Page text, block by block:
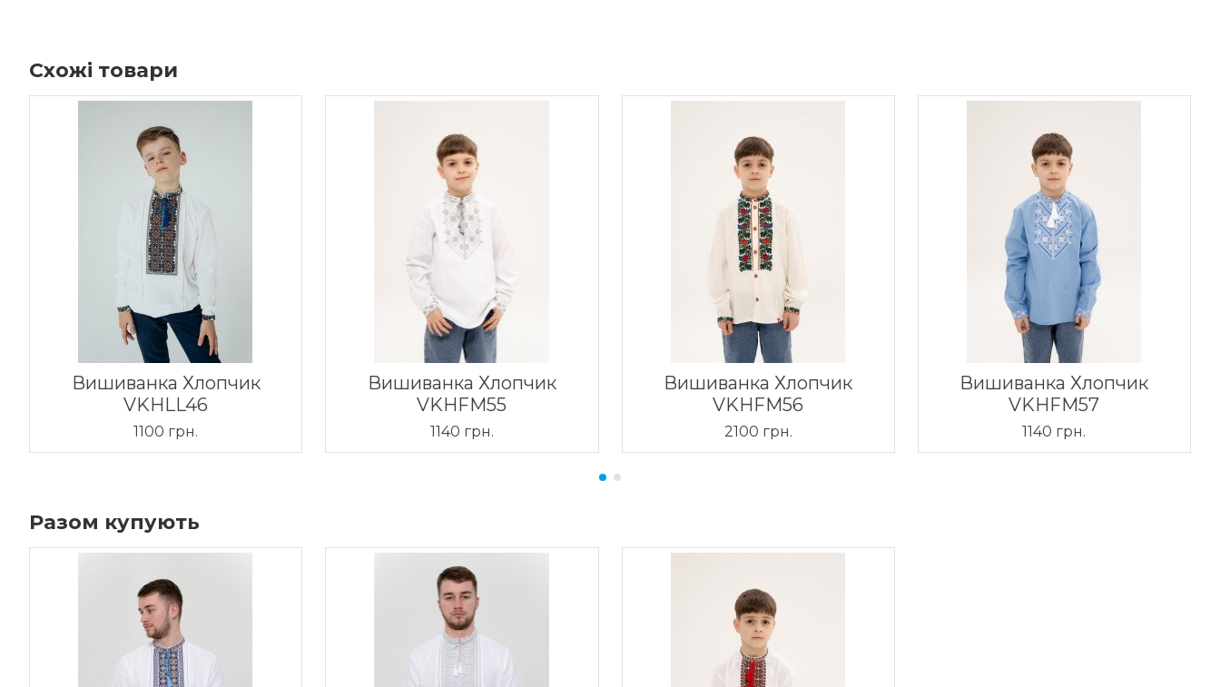
Схожі товари
Вишиванка Хлопчик
VKHLL46
1100 грн.
Вишиванка Хлопчик
VKHFM55
1140 грн.
Вишиванка Хлопчик
VKHFM56
2100 грн.
Вишиванка Хлопчик
VKHFM57
1140 грн.
Разом купують